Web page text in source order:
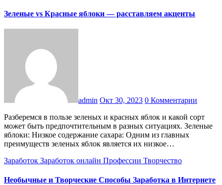
Зеленые vs Красные яблоки — расставляем акценты
admin Окт 30, 2023 0 Комментарии
Разберемся в пользе зеленых и красных яблок и какой сорт
может быть предпочтительным в разных ситуациях. Зеленые
яблоки: Низкое содержание сахара: Одним из главных
преимуществ зеленых яблок является их низкое…
Заработок Заработок онлайн Профессии Творчество
Необычные и Творческие Способы Заработка в Интернете